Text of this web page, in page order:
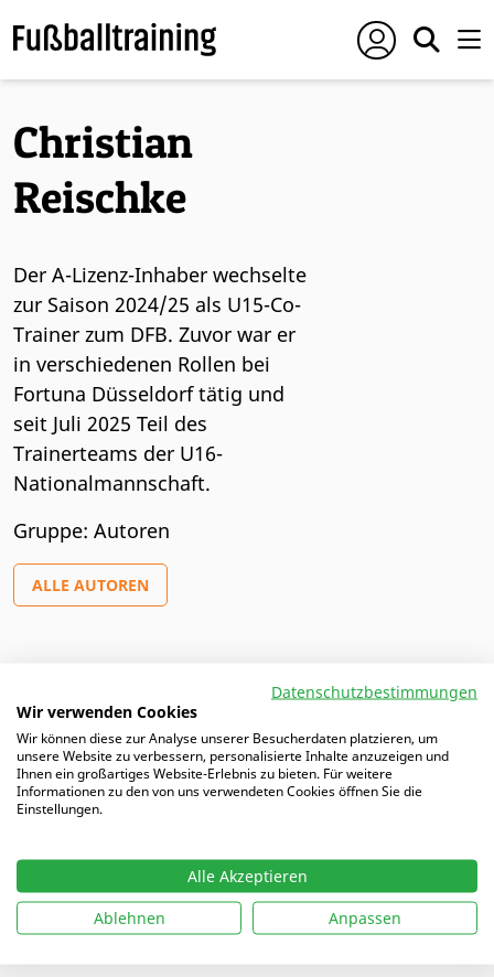
Christian
Reischke
Der A-Lizenz-Inhaber wechselte
zur Saison 2024/25 als U15-Co-
Trainer zum DFB. Zuvor war er
in verschiedenen Rollen bei
Fortuna Düsseldorf tätig und
seit Juli 2025 Teil des
Trainerteams der U16-
Nationalmannschaft.
Gruppe: Autoren
ALLE AUTOREN
16.02.2026 | DFB U16-Team: Ganzheitliche und hoch
dosierte Talententwicklung
Datenschutzbestimmungen
Wir verwenden Cookies
Wir können diese zur Analyse unserer Besucherdaten platzieren, um
unsere Website zu verbessern, personalisierte Inhalte anzuzeigen und
Ihnen ein großartiges Website-Erlebnis zu bieten. Für weitere
Informationen zu den von uns verwendeten Cookies öffnen Sie die
Einstellungen.
Alle Akzeptieren
Ablehnen
Anpassen